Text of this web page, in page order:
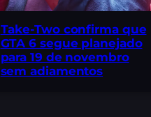
Take-Two confirma que
GTA 6 segue planejado
para 19 de novembro
sem adiamentos